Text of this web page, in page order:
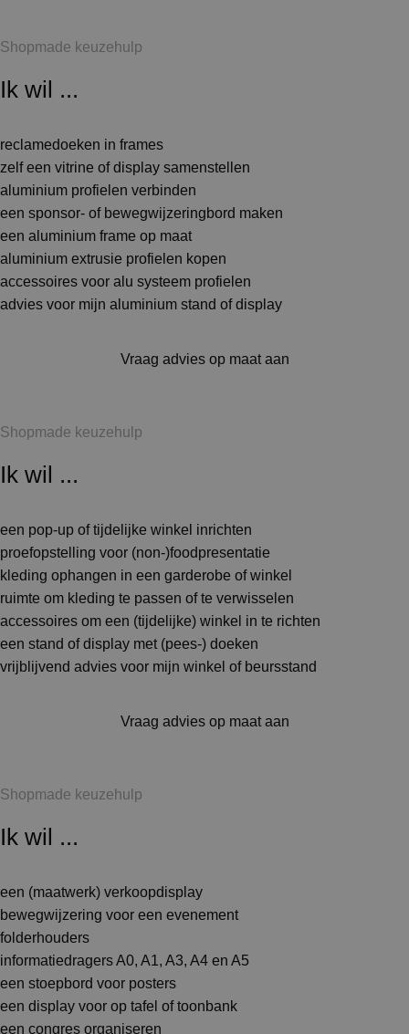
Shopmade keuzehulp
Ik wil ...
reclamedoeken in frames
zelf een vitrine of display samenstellen
aluminium profielen verbinden
een sponsor- of bewegwijzeringbord maken
een aluminium frame op maat
aluminium extrusie profielen kopen
accessoires voor alu systeem profielen
advies voor mijn aluminium stand of display
Vraag advies op maat aan
Shopmade keuzehulp
Ik wil ...
een pop-up of tijdelijke winkel inrichten
proefopstelling voor (non-)foodpresentatie
kleding ophangen in een garderobe of winkel
ruimte om kleding te passen of te verwisselen
accessoires om een (tijdelijke) winkel in te richten
een stand of display met (pees-) doeken
vrijblijvend advies voor mijn winkel of beursstand
Vraag advies op maat aan
Shopmade keuzehulp
Ik wil ...
een (maatwerk) verkoopdisplay
bewegwijzering voor een evenement
folderhouders
informatiedragers A0, A1, A3, A4 en A5
een stoepbord voor posters
een display voor op tafel of toonbank
een congres organiseren